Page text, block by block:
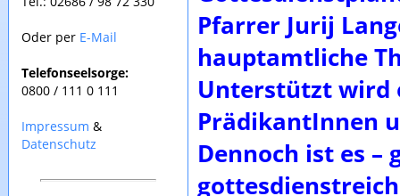
Oder per E-Mail
Telefonseelsorge:
0800 / 111 0 111
Impressum &
Datenschutz
Pfarrer Jurij
hauptamtliche
Unterstützt wird
PrädikantInnen
Dennoch ist es –